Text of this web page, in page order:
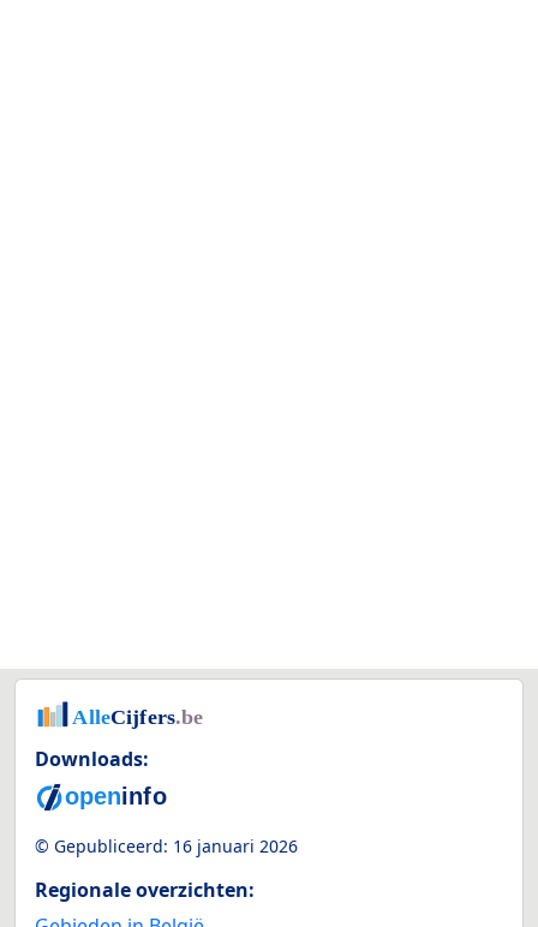
Downloads:
© Gepubliceerd: 16 januari 2026
Regionale overzichten: